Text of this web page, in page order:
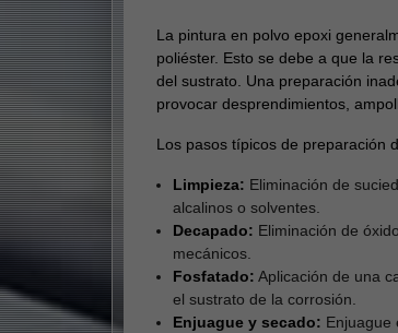
La pintura en polvo epoxi
poliéster. Esto se debe a que la
del sustrato. Una preparación
provocar desprendimientos,
Los pasos típicos de preparación
Limpieza: Eliminación de
alcalinos o solventes.
Decapado: Eliminación de
mecánicos.
Fosfatado: Aplicación de una
el sustrato de la corrosión.
Enjuague y secado: Enjuague